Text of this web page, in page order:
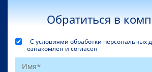
Обратиться в
С условиями обработки персональных
ознакомлен и согласен